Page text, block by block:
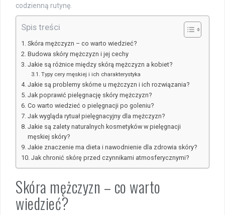
codzienną rutynę.
Spis treści
Skóra mężczyzn – co warto wiedzieć?
Budowa skóry mężczyzn i jej cechy
Jakie są różnice między skórą mężczyzn a kobiet?
Typy cery męskiej i ich charakterystyka
Jakie są problemy skórne u mężczyzn i ich rozwiązania?
Jak poprawić pielęgnację skóry mężczyzn?
Co warto wiedzieć o pielęgnacji po goleniu?
Jak wygląda rytuał pielęgnacyjny dla mężczyzn?
Jakie są zalety naturalnych kosmetyków w pielęgnacji
męskiej skóry?
Jakie znaczenie ma dieta i nawodnienie dla zdrowia skóry?
Jak chronić skórę przed czynnikami atmosferycznymi?
Skóra mężczyzn – co warto
wiedzieć?